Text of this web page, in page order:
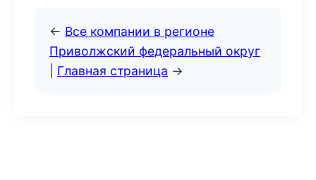
← Все компании в регионе
Приволжский федеральный округ
Главная страница →